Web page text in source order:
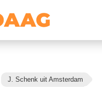
J. Schenk uit Amsterdam